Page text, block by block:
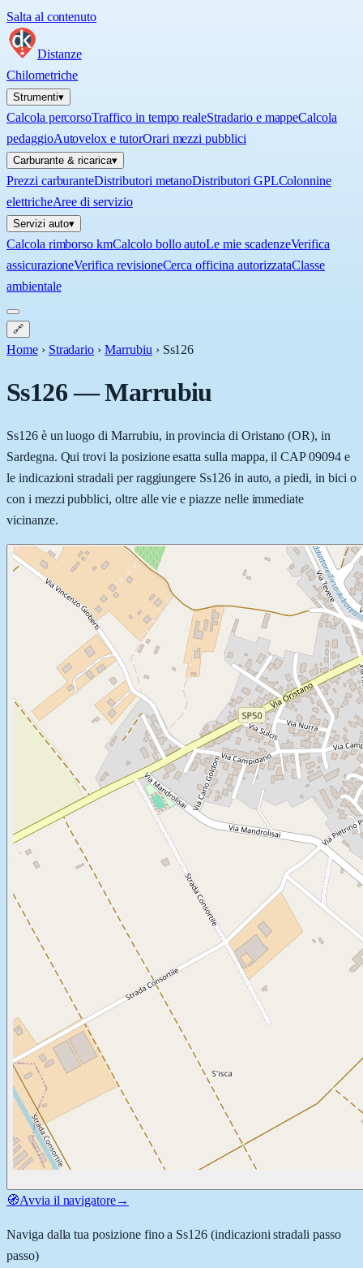
Salta al contenuto
Distanze
Chilometriche
Strumenti▾
Calcola percorsoTraffico in tempo realeStradario e mappeCalcola
pedaggioAutovelox e tutorOrari mezzi pubblici
Carburante & ricarica▾
Prezzi carburanteDistributori metanoDistributori GPLColonnine
elettricheAree di servizio
Servizi auto▾
Calcola rimborso kmCalcolo bollo autoLe mie scadenzeVerifica
assicurazioneVerifica revisioneCerca officina autorizzataClasse
ambientale
🔗
Home › Stradario › Marrubiu › Ss126
Ss126—Marrubiu
Ss126 è un luogo di Marrubiu, in provincia di Oristano (OR), in
Sardegna. Qui trovi la posizione esatta sulla mappa, il CAP 09094 e
le indicazioni stradali per raggiungere Ss126 in auto, a piedi, in bici o
con i mezzi pubblici, oltre alle vie e piazze nelle immediate
vicinanze.
🧭Avvia il navigatore→
Naviga dalla tua posizione fino a Ss126 (indicazioni stradali passo
passo)